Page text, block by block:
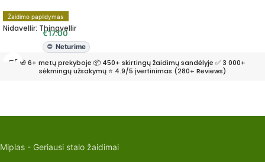
Žaidimo papildymas
Nidavellir: Thingvellir
€17.00
Neturime
🧭 6+ metų prekyboje 📦 450+ skirtingų žaidimų sandėlyje ✅ 3 000+
sėkmingų užsakymų ⭐ 4.9/5 įvertinimas (280+ Reviews)
Miplas - Geriausi stalo žaidimai